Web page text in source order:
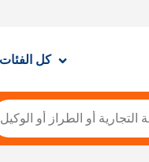
كل الفئات